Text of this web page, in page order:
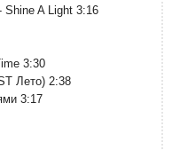
A Light 3:16
3:30
Лето) 2:38
3:17